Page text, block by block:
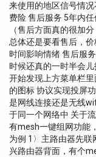
来使用的地区信号情
费险 售后服务 5年内
（售后方面真的很加
总体还是要看售后，
时间影响情绪 售后服
时候还真的一时半会
开始发现上方菜单栏
的图标 协议实现投屏
是网线连接还是无线
于同一个网络中 关于
有mesh一键组网功能
为例 1〉主路由器先联
兴路由器背面，有个